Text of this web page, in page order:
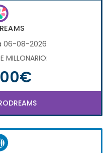
06-08-2026
MILLONARIO: